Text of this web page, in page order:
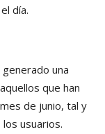
día.
una
que han
de junio, tal y
usuarios.